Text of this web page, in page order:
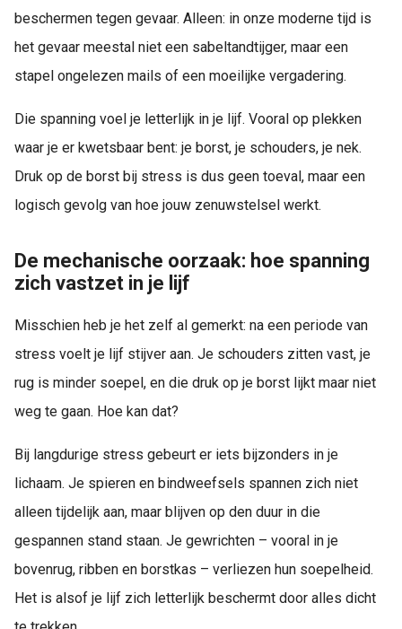
beschermen tegen gevaar. Alleen: in onze moderne tijd is
het gevaar meestal niet een sabeltandtijger, maar een
stapel ongelezen mails of een moeilijke vergadering.
Die spanning voel je letterlijk in je lijf. Vooral op plekken
waar je er kwetsbaar bent: je borst, je schouders, je nek.
Druk op de borst bij stress is dus geen toeval, maar een
logisch gevolg van hoe jouw zenuwstelsel werkt.
De mechanische oorzaak: hoe spanning
zich vastzet in je lijf
Misschien heb je het zelf al gemerkt: na een periode van
stress voelt je lijf stijver aan. Je schouders zitten vast, je
rug is minder soepel, en die druk op je borst lijkt maar niet
weg te gaan. Hoe kan dat?
Bij langdurige stress gebeurt er iets bijzonders in je
lichaam. Je spieren en bindweefsels spannen zich niet
alleen tijdelijk aan, maar blijven op den duur in die
gespannen stand staan. Je gewrichten – vooral in je
bovenrug, ribben en borstkas – verliezen hun soepelheid.
Het is alsof je lijf zich letterlijk beschermt door alles dicht